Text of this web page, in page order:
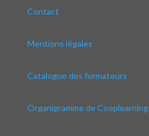
Contact
Mentions légales
Catalogue des formateurs
Organigramme de Cooplearning